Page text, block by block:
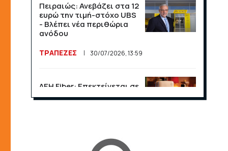
Πειραιώς: Ανεβάζει στα 12
ευρώ την τιμή-στόχο UBS
- Βλέπει νέα περιθώρια
ανόδου
ΤΡΑΠΕΖΕΣ 30/07/2026, 13:59
ΔΕΗ Fiber: Επεκτείνεται σε
15 νέες περιοχές σε Αττική